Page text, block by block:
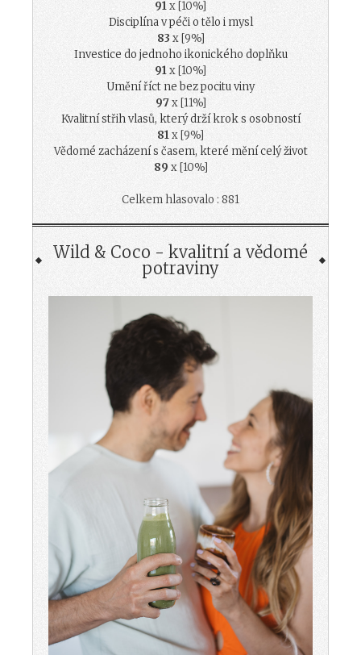
91x [10%]
Disciplína v péči o tělo i mysl
83 x [9%]
Investice do jednoho ikonického doplňku
91x [10%]
Umění říct ne bez pocitu viny
97x [11%]
Kvalitní střih vlasů, který drží krok s osobností
81x [9%]
Vědomé zacházení s časem, které mění celý život
89 x [10%]
Celkem hlasovalo : 881
Wild & Coco - kvalitní a vědomé
potraviny